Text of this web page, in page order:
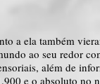
a ela também
ao seu redor
além de
e o absoluto no